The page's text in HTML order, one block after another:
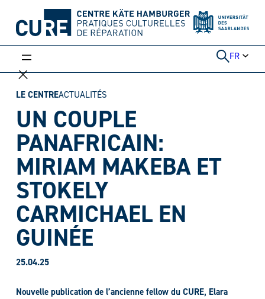
contenu
FR
LE CENTREACTUALITÉS
UN COUPLE
PANAFRICAIN:
MIRIAM MAKEBA ET
STOKELY
CARMICHAEL EN
GUINÉE
25.04.25
Nouvelle publication de l’ancienne fellow du CURE, Elara